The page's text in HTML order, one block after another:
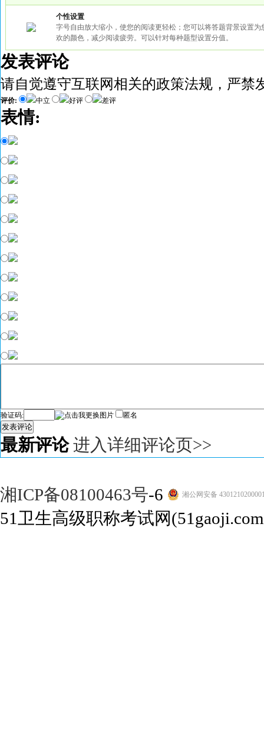
个性设置
字号自由放大缩小，使您的阅读更轻松；您可以将答题背景设置为
欢的颜色，减少阅读疲劳。可以针对每种题型设置分值。
发表评论
请自觉遵守互联网相关的政策法规，严禁
评价: 中立 好评 差评
表情:
验证码: 匿名
发表评论
最新评论 进入详细评论页>>
湘ICP备08100463号-6 湘公网安备
51卫生高级职称考试网